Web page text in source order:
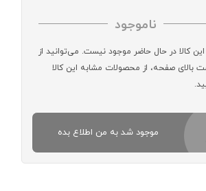
ناموجود
کالا در حال حاضر موجود نیست. می‌توانید از
بالای صفحه، از محصولات مشابه این کالا
موجود شد به من اطلاع بده